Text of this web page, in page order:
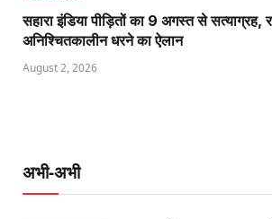
सहारा इंडिया पीड़ितों का 9 अगस्त से
अनिश्चितकालीन धरने का ऐलान
August 2, 2026
अभी-अभी